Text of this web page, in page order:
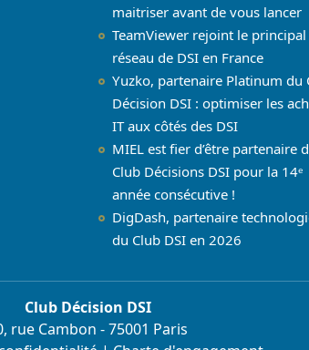
maitriser avant de vous lancer
TeamViewer rejoint le principal
réseau de DSI en France
Yuzko, partenaire Platinum du
Décision DSI : optimiser les
IT aux côtés des DSI
MIEL est fier d’être partenaire
Club Décisions DSI pour la 14ᵉ
année consécutive !
DigDash, partenaire
du Club DSI en 2026
Club Décision DSI
rue Cambon - 75001 Paris